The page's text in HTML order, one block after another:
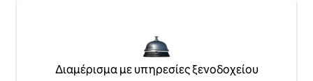
Διαμέρισμα με υπηρεσίες ξενοδοχείου